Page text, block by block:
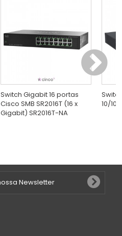
Switch Gigabit 16 portas
Cisco SMB SR2016T (16 x
Gigabit) SR2016T-NA
10/